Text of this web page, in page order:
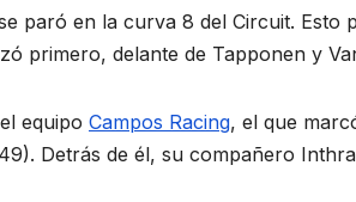
paró en la curva 8 del Circuit.
primero, delante de Tapponen y
equipo Campos Racing, el que
Detrás de él, su compañero